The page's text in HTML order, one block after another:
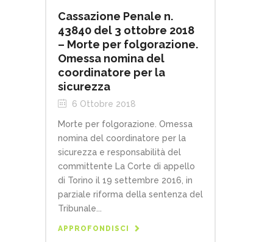
Cassazione Penale n.
43840 del 3 ottobre 2018
– Morte per folgorazione.
Omessa nomina del
coordinatore per la
sicurezza
6 Ottobre 2018
Morte per folgorazione. Omessa
nomina del coordinatore per la
sicurezza e responsabilità del
committente La Corte di appello
di Torino il 19 settembre 2016, in
parziale riforma della sentenza del
Tribunale...
APPROFONDISCI